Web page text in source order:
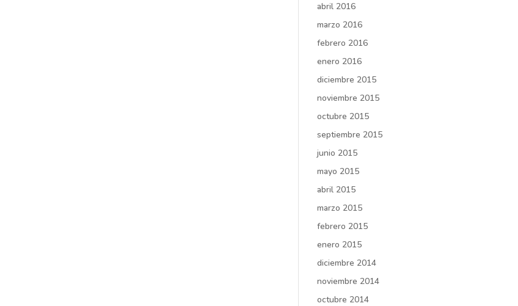
abril 2016
marzo 2016
febrero 2016
enero 2016
diciembre 2015
noviembre 2015
octubre 2015
septiembre 2015
junio 2015
mayo 2015
abril 2015
marzo 2015
febrero 2015
enero 2015
diciembre 2014
noviembre 2014
octubre 2014